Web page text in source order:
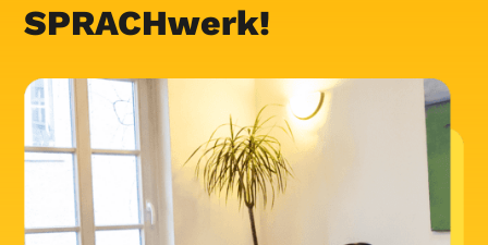
SPRACHwerk!